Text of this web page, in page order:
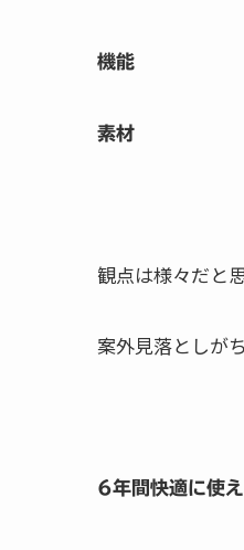
機能
素材
観点は様々だと
案外見落としが
6年間快適に使